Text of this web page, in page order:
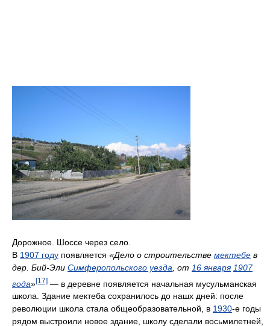
Дорожное. Шоссе через село.
В 1907 году появляется «Дело о строительстве мектебе в
дер. Бий-Эли Симферопольского уезда , от 16 января 1907
года»[17] — в деревне появляется начальная мусульманская
школа. Здание мектеба сохранилось до нашх дней: после
революции школа стала общеобразовательной, в 1930-е годы
рядом выстроили новое здание, школу сделали восьмилетней,